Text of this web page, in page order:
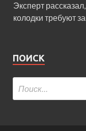
Эксперт
колодки требуют
ПОИСК